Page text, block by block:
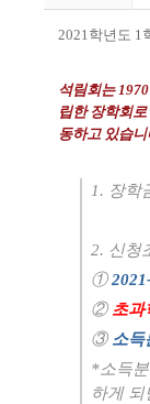
2021학년도 1
석림회는1970
립한 장학회
동하고 있습니
1. 장학
2. 신청
①
② 초과
③ 소득
*소득
하게